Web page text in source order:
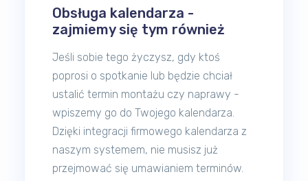
Obsługa kalendarza -
zajmiemy się tym również
Jeśli sobie tego życzysz, gdy ktoś
poprosi o spotkanie lub będzie chciał
ustalić termin montażu czy naprawy -
wpiszemy go do Twojego kalendarza.
Dzięki integracji firmowego kalendarza z
naszym systemem, nie musisz już
przejmować się umawianiem terminów.